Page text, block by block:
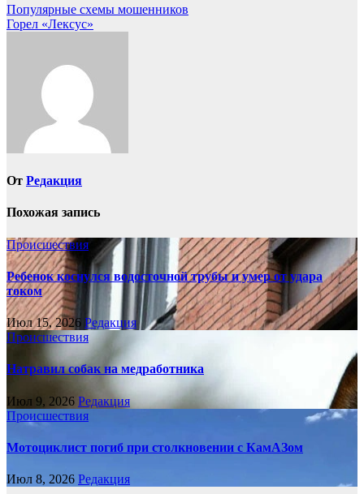
Навигация
по
Популярные схемы мошенников
Горел «Лексус»
От Редакция
Похожая запись
Происшествия
Ребенок коснулся водосточной трубы и умер от удара
током
Июл 15, 2026 Редакция
Происшествия
Натравил собак на медработника
Июл 9, 2026 Редакция
Происшествия
Мотоциклист погиб при столкновении с КамАЗом
Июл 8, 2026 Редакция